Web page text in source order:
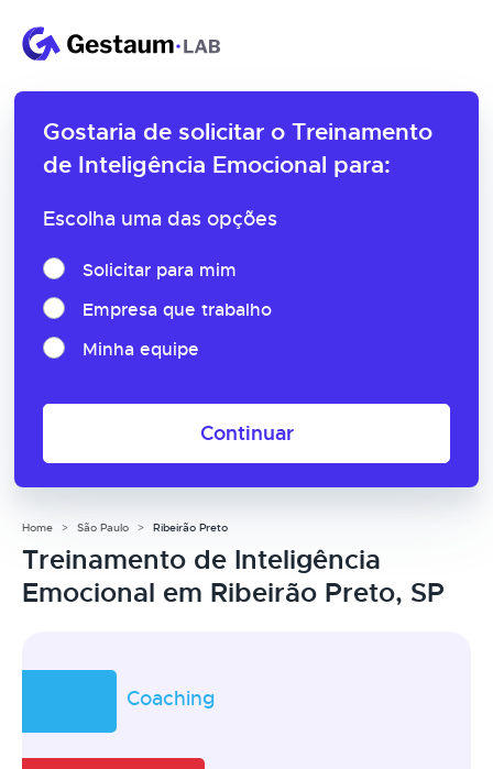
Gostaria de solicitar o Treinamento
de Inteligência Emocional para:
Escolha uma das opções
Solicitar para mim
Empresa que trabalho
Minha equipe
Continuar
Home São Paulo Ribeirão Preto
Treinamento de Inteligência
Emocional em Ribeirão Preto, SP